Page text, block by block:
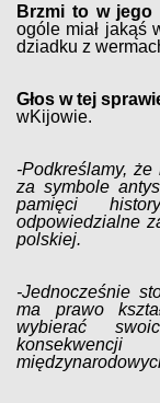
Brzmi to w jego
ogóle miał jakąś
dziadku z
Głos w tej
wKijowie.
-Podkreślamy,
za symbole
pamięci
odpowiedzialne
polskiej.
-Jednocześnie
ma prawo
wybierać